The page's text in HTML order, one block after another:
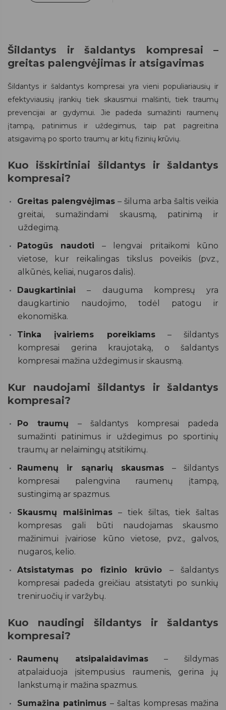
Šildantys ir šaldantys kompresai –
greitas palengvėjimas ir atsigavimas
Šildantys ir šaldantys kompresai yra vieni populiariausių ir
efektyviausių įrankių tiek skausmui malšinti, tiek traumų
prevencijai ar gydymui. Jie padeda sumažinti raumenų
įtampą, patinimus ir uždegimus, taip pat pagreitina
atsigavimą po sporto traumų ar kitų fizinių krūvių.
Kuo išskirtiniai šildantys ir šaldantys
kompresai?
Greitas palengvėjimas – šiluma arba šaltis veikia
greitai, sumažindami skausmą, patinimą ir
uždegimą.
Patogūs naudoti – lengvai pritaikomi kūno
vietose, kur reikalingas tikslus poveikis (pvz.,
alkūnės, keliai, nugaros dalis).
Daugkartiniai – dauguma kompresų yra
daugkartinio naudojimo, todėl patogu ir
ekonomiška.
Tinka įvairiems poreikiams– šildantys
kompresai gerina kraujotaką, o šaldantys
kompresai mažina uždegimus ir skausmą.
Kur naudojami šildantys ir šaldantys
kompresai?
Po traumų – šaldantys kompresai padeda
sumažinti patinimus ir uždegimus po sportinių
traumų ar nelaimingų atsitikimų.
Raumenų ir sąnarių skausmas – šildantys
kompresai palengvina raumenų įtampą,
sustingimą ar spazmus.
Skausmų malšinimas – tiek šiltas, tiek šaltas
kompresas gali būti naudojamas skausmo
mažinimui įvairiose kūno vietose, pvz., galvos,
nugaros, kelio.
Atsistatymas po fizinio krūvio – šaldantys
kompresai padeda greičiau atsistatyti po sunkių
treniruočių ir varžybų.
Kuo naudingi šildantys ir šaldantys
kompresai?
Raumenų atsipalaidavimas– šildymas
atpalaiduoja įsitempusius raumenis, gerina jų
lankstumą ir mažina spazmus.
Sumažina patinimus – šaltas kompresas mažina